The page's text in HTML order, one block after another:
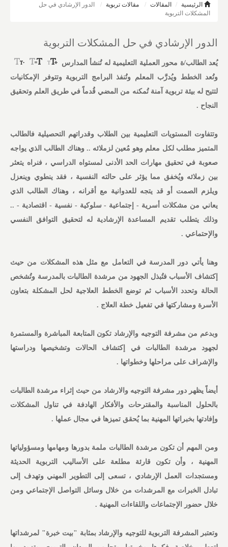
الرئيسية المقالات مقالات تربوية
الدور الإرشادي في حل
المشكلات التربوية
الدور الإرشادي في حل المشكلات التربوية
يُعد الطالب/ة محور العملية التعليمية له تُنشأ المدارس
وتُعد الخطط ويُدرَّب المعلم وتُنفذ البرامج التربوية وتتوفر الإمكانيات
لتتيح له بيئة تربوية آمنة تُمكنه من المضي قُدماً في طريق العلم وتحقيق
النجاح .
وتتفاوت المستويات التعليمية بين الطلاب وقدراتهم التحصيلية فالطالب
المتميز مطلب لكل معلم وهو مُعين لزملائه .. وهناك الطالب الذي يواجه
صعوبة في تحقيق مهارات الحد الأدنى لمستواه الدراسي ، فنراه يتعثر
بين زملائه ويُخفق مما يؤثر على حالته النفسية ، فقد ينطوي وينعزل
ويلزم الصمت أو قد يتجه للعدوانية مع أقرانه ، وهناك الطالب الذي
يعاني من مشكلات أسرية - إجتماعية - سلوكية - نفسية - اقتصادية - ..
وذلك يتطلب تقديم المساعدة الإرشادية له لتحقيق التوافق النفسي
والإحتماعي .
وهنا يأتي دور المدرسة في التعامل مع مثل هذه المشكلات من حيث
إكتشاف الأسباب فتُبذل الجهود من مرشدة الطالبات بالمدرسة وتُشخص
الحالة وتحدد الأسباب ثم توضع الخطط العلاجية لحل المشكلة بتعاون
الأسرة ومشاركتها في تفعيل خطة العلاج .
وبدعم من مشرفة التوجيه والإرشاد تكون المتابعة المباشرة والمستمرة
لجهود مرشدة الطالبات في إكتشاف الحالات وتشخيصها ودراستها
والإشراف على مراحلها وخطواتها .
أيضاً يظهر دور مشرفة التوجيه والارشاد من حيث إثراء مرشدة الطالبات
بالحلول المناسبة والمقترحات والأفكار الهادفة في تناول المشكلات
وإفادتها بخبراتها المهنية بما يُحقق تميزها في مجال عملها .
ومن المهم أن تكون مرشدة الطالبات ملمة بدورها ومهامها ومسؤولياتها
المهنية ، وأن تكون قارئة مطلعة على الأساليب التربوية الحديثة
ومستجدات العمل الإرشادي ، تسعى إلى التطوير المهني وتهدف إلى
تبادل الخبرات مع المرشدات من خلال وسائل التواصل الإجتماعي ومن
خلال حضور الإجتماعات واللقاءات المهنية .
وتعتبر المشرفة التربوية للتوجيه والإرشاد بمثابة "بيت خبرة" لمرشداتها